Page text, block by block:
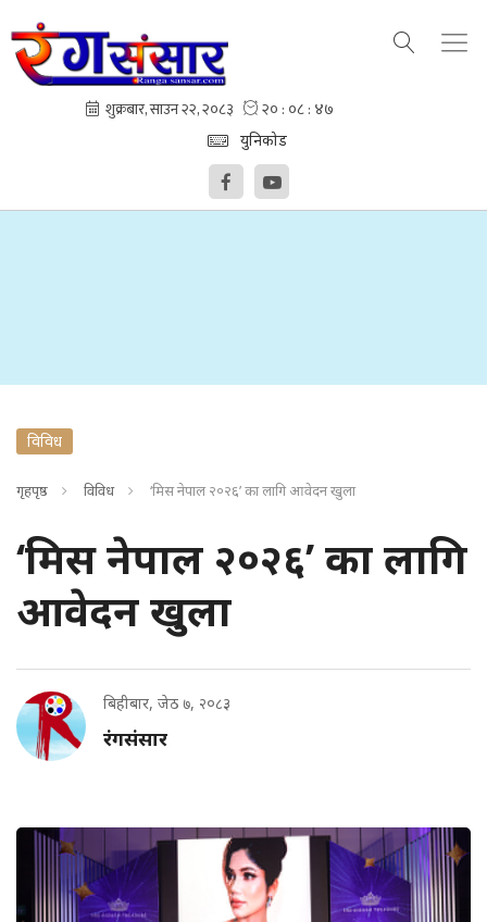
युनिकोड
विविध
गृहपृष्ठ विविध ‘मिस नेपाल २०२६’ का लागि आवेदन खुला
‘मिस नेपाल २०२६’ का लागि
आवेदन खुला
बिहीबार, जेठ ७, २०८३
रंगसंसार